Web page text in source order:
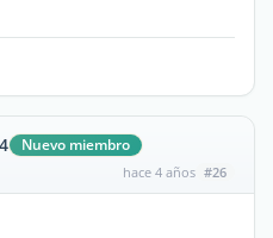
Nuevo miembro
hace 4 años #26